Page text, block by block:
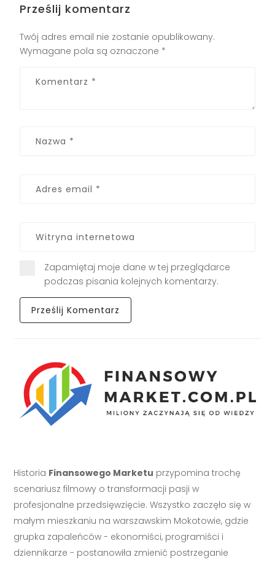
Prześlij komentarz
Twój adres email nie zostanie opublikowany.
Wymagane pola są oznaczone *
Zapamiętaj moje dane w tej przeglądarce
podczas pisania kolejnych komentarzy.
Historia Finansowego Marketu przypomina trochę
scenariusz filmowy o transformacji pasji w
profesjonalne przedsięwzięcie. Wszystko zaczęło się w
małym mieszkaniu na warszawskim Mokotowie, gdzie
grupka zapaleńców - ekonomiści, programiści i
dziennikarze - postanowiła zmienić postrzeganie